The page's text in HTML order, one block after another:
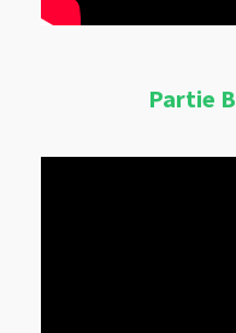
Partie B